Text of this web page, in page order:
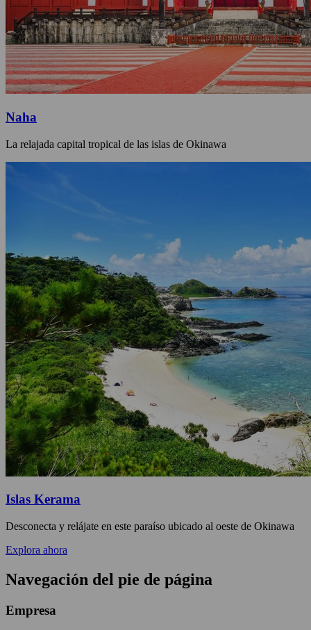
Naha
La relajada capital tropical de las islas de Okinawa
Islas Kerama
Desconecta y relájate en este paraíso ubicado al oeste de Okinawa
Explora ahora
Navegación del pie de página
Empresa